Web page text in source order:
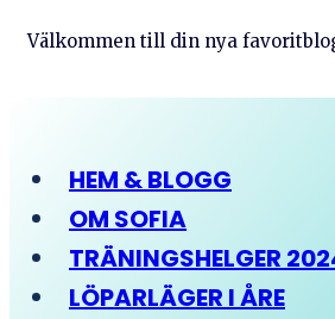
Välkommen till din nya
HEM & BLOGG
OM SOFIA
TRÄNINGSHELGER
LÖPARLÄGER I ÅRE